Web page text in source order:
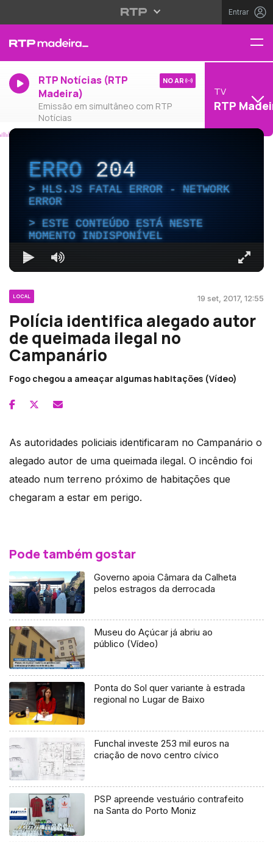
Entrar
RTP Notícias (RTP
Madeira)
Emissão em simultâneo com RTP
Notícias
NO AR
TV
RTP
ERRO204
HLS.JS FATAL ERROR - NETWORK
ERROR
ESTE CONTEÚDO ESTÁ NESTE
MOMENTO INDISPONÍVEL
LOCAL 19 set, 2017, 12:55
Polícia identifica alegado autor
de queimada ilegal no
Campanário
Fogo chegou a ameaçar algumas habitações (Vídeo)
As autoridades policiais identificaram no Campanário o
alegado autor de uma queimada ilegal. O incêndio foi
ateado num terreno próximo de habitações que
chegaram a estar em perigo.
Pode também gostar
Governo apoia Câmara da Calheta
pelos estragos da derrocada
Museu do Açúcar já abriu ao
público (Vídeo)
Ponta do Sol quer variante à estrada
regional no Lugar de Baixo
Funchal investe 253 mil euros na
criação de novo centro cívico
PSP apreende vestuário contrafeito
na Santa do Porto Moniz